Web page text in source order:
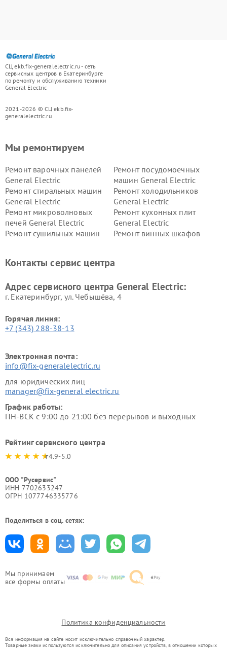
СЦ ekb.fix-generalelectric.ru - сеть
сервисных центров в Екатеринбурге
по ремонту и обслуживанию техники
General Electric
2021-2026 © СЦ ekb.fix-
generalelectric.ru
Мы принимаем
все формы оплаты
Мы ремонтируем
Ремонт варочных панелей
General Electric
Ремонт посудомоечных
машин General Electric
Ремонт стиральных машин
General Electric
Ремонт холодильников
General Electric
Ремонт микроволновых
печей General Electric
Ремонт кухонных плит
General Electric
Ремонт сушильных машин
Ремонт винных шкафов
Electric
General Electric
Контакты сервис центра
Адрес сервисного центра General Electric:
г. Екатеринбург, ул. Чебышёва, 4
Горячая линия:
+7 (343) 288-38-13
Электронная почта:
info@fix-generalelectric.ru
для юридических лиц
manager@fix-general electric.ru
График работы:
ПН-ВСК с 9:00 до 21:00 без перерывов и выходных
Рейтинг сервисного центра
4.9-5.0
ООО "Русервис"
ИНН 7702633247
ОГРН 1077746335776
Поделиться в соц. сетях:
Политика конфиденциальности
Вся информация на сайте носит исключительно справочный характер.
Товарные знаки используются исключительно для описания устройств, в отношении которых